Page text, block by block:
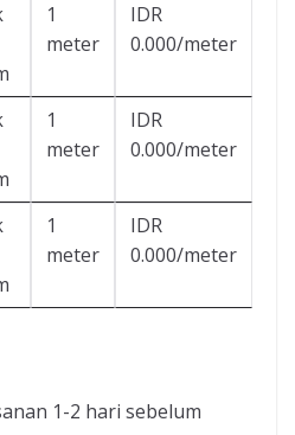
1
meter
IDR
0.000/meter
1
meter
IDR
0.000/meter
1
meter
IDR
0.000/meter
1-2 hari sebelum